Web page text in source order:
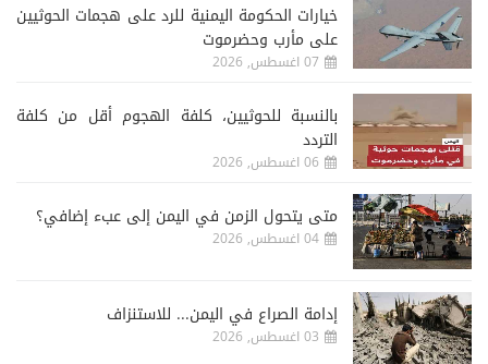
خيارات الحكومة اليمنية للرد على هجمات الحوثيين
على مأرب وحضرموت
07 اغسطس, 2026
‏بالنسبة للحوثيين، كلفة الهجوم أقل من كلفة
التردد
06 اغسطس, 2026
متى يتحول الزمن في اليمن إلى عبء إضافي؟
04 اغسطس, 2026
إدامة الصراع في اليمن... للاستنزاف
03 اغسطس, 2026